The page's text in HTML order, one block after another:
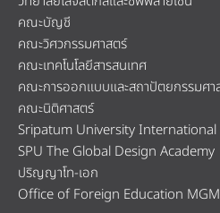
คณะบัญชี
คณะวิศวกรรมศาสตร์
คณะเทคโนโลยีสารสนเทศ
คณะการออกแบบและสถาปัตยกรรมศา
คณะนิติศาสตร์
Sripatum University International
SPU The Global Design Academy
ปริญญาโท-เอก
Office of Foreign Education